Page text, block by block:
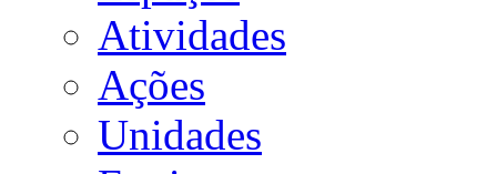
Atividades
Ações
Unidades